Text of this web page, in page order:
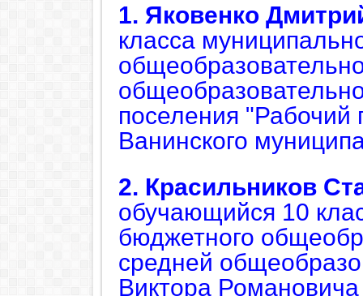
1. Яковенко
класса
поселения "Рабочий
Ванинского
2. Красильников
обучающийся 10
бюджетного
средней
Виктора